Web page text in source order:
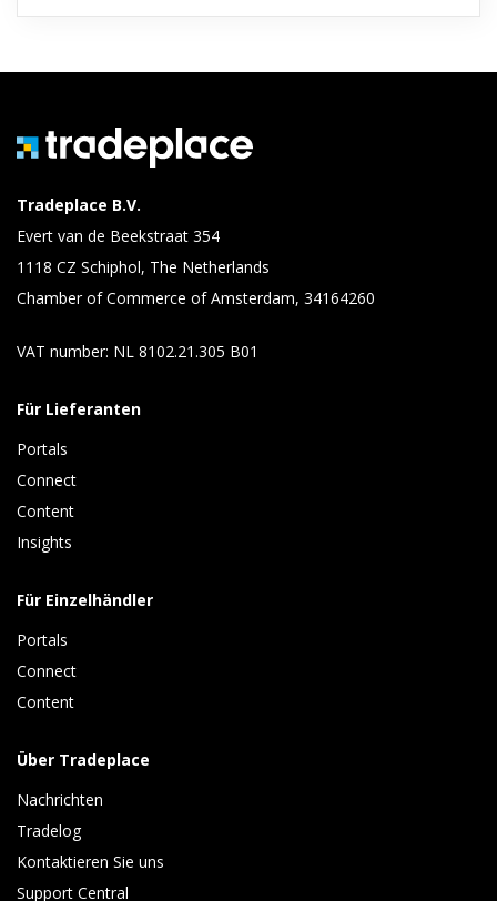
Tradeplace B.V.
Evert van de Beekstraat 354
1118 CZ Schiphol, The Netherlands
Chamber of Commerce of Amsterdam, 34164260
VAT number: NL 8102.21.305 B01
Für Lieferanten
Portals
Connect
Content
Insights
Für Einzelhändler
Portals
Connect
Content
Über Tradeplace
Nachrichten
Tradelog
Kontaktieren Sie uns
Support Central